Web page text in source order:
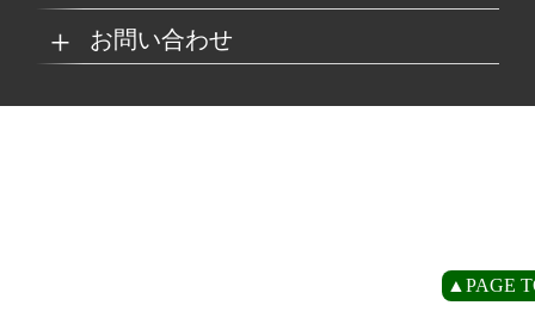
▲PAGE
SDSダウンロード
環境 商業施設
沿革
マイナビ採用ページ
リサイクルへの取り組
SDGsへの取り組み
お問い合わせ